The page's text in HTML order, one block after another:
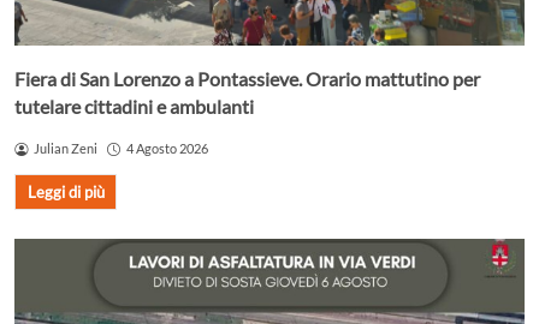
Fiera di San Lorenzo a Pontassieve. Orario mattutino per
tutelare cittadini e ambulanti
Julian Zeni 4 Agosto 2026
Leggi di più